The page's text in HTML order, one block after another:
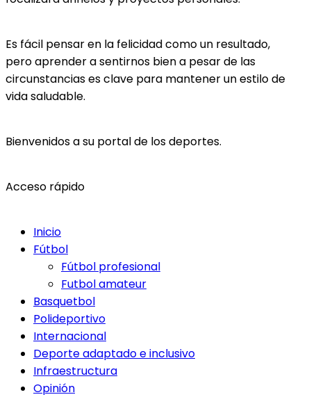
Es fácil pensar en la felicidad como un resultado,
pero aprender a sentirnos bien a pesar de las
circunstancias es clave para mantener un estilo de
vida saludable.
Bienvenidos a su portal de los deportes.
Acceso rápido
Inicio
Fútbol
Fútbol profesional
Futbol amateur
Basquetbol
Polideportivo
Internacional
Deporte adaptado e inclusivo
Infraestructura
Opinión